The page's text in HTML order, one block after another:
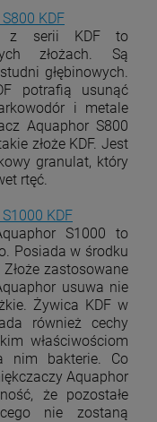
KDF
z serii KDF to
złożach. Są
głębinowych.
potrafią usunąć
i metale
Aquaphor S800
złoże KDF. Jest
granulat, który
rtęć.
KDF
S1000 to
Posiada w środku
zastosowane
usuwa nie
Żywica KDF w
również cechy
właściwościom
nim bakterie. Co
Aquaphor
że pozostałe
nie zostaną